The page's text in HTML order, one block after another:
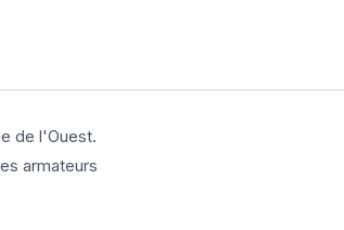
de l'Ouest.
armateurs